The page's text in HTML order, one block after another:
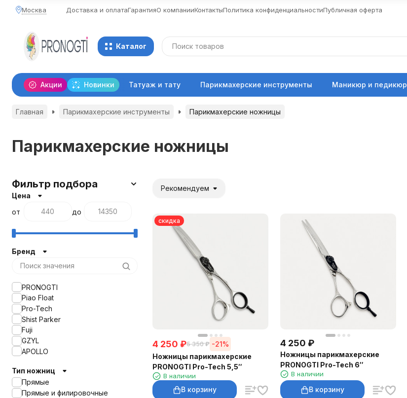
Москва Доставка и оплатаГарантияО компанииКонтактыПолитика конфиденциальностиПубличная оферта
Каталог
Акции Новинки Татуаж и тату Парикмахерские инструменты Маникюр и педикюр
Главная Парикмахерские инструменты Парикмахерские ножницы
Парикмахерские ножницы
Рекомендуем
скидка
4 250 ₽5 350 ₽ -21%
Ножницы парикмахерские
PRONOGTI Pro-Tech 5,5″
В наличии
В корзину
4 250 ₽
Ножницы парикмахерские
PRONOGTI Pro-Tech 6″
В наличии
В корзину
Фильтр подбора
Цена
от
до
Бренд
PRONOGTI
Piao Float
Pro-Tech
Shist Parker
Fuji
GZYL
APOLLO
Тип ножниц
Прямые
Прямые и филировочные